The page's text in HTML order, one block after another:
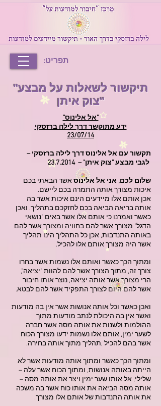
תפריט:
"תיקשור לשאלות על מבצע
צוק איתן"
"אל אלינוס"
ידע מתוקשר דרך לילה ברזסקי
23/07/14
תקשור עם אל אלינוס דרך לילה ברזסקי –
לגבי מבצע "צוק איתן" –23.7.2014
שלום לכם, אני אל אלינוסאשר הבאתי בכם
איכות מצורך אותה התמרה בכם ליישם.
אכן אותם אלו מיידעים הינם איכות אשר בה
אותה בריאה הביאה בכם לחזקכם בתהליך. ואכן
כאשר ואמרנו כי אותם אלו אשר באים "נושאי
הדגל" מצורך אשר להם בחוויה ומצורך אשר להם
באותה התנדבות, אכן כל התהליך הינו תהליך
אשר היה מצורך אותם אלו להכיל.
ומתוך הכך כאשר ואותם אלו נשמות אשר בחרו
צורך זה, מתוך הצורך אשר להם להוות "יציאה",
הרי מצורך אשר אותה יציאה, נוצר אותו חיבור
אשר להם היום לצורך התפקיד אשר להם לבטא.
ואכן כאשר וכל אותה אנושות אשר אין בה מודעות
ואשר אין בה היכולת לנתב מודעות מתוך
ההולמות ולשנות את אותה מסה אשר חברה
לשער ימין, אותם אלו נשמות ידעו מצורך הכוח
אשר בהם להכיל ,תהליך מתוך אותה בחירה.
ומתוך הכך כאשר ומתוך אותה מודעות אשר לא
הייתה באותה אנושות, ומתוך הכוח אשר עלה –
שלילי, אל אותו שער ימין ויצר את אותה מסה –
אותה מסה הביאה את אותו כוח אשר בה משכה
את אותה התנדבות של אותם אלו מצורך.